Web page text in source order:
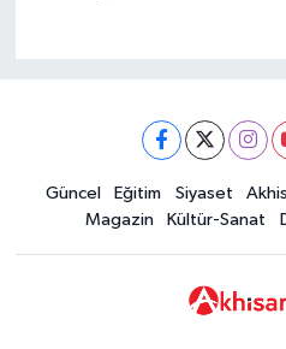
Güncel Eğitim Siyaset
Magazin
Kültür-Sanat